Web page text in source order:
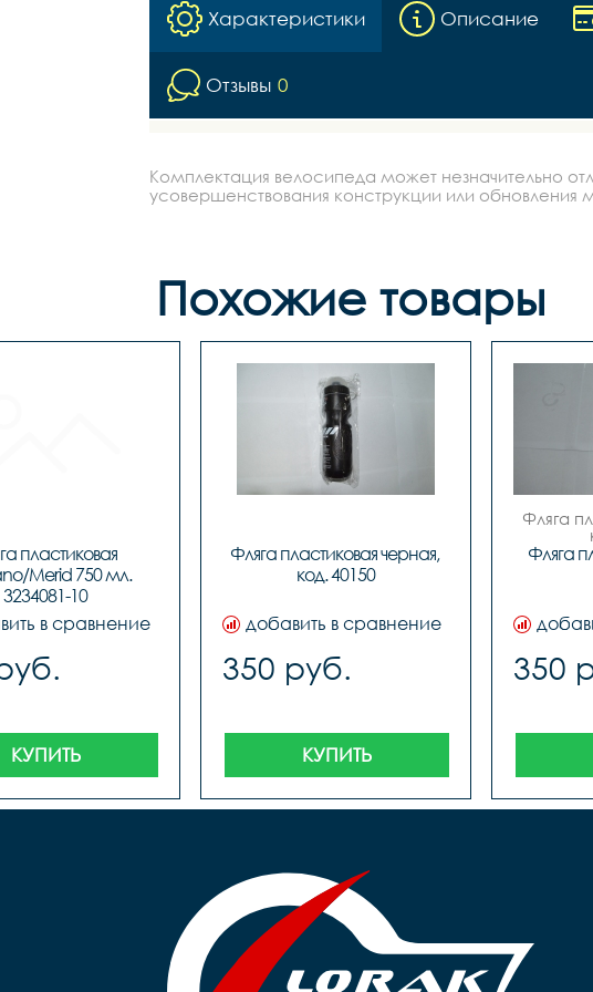
Характеристики Описание
Отзывы 0
Комплектация велосипеда может незначительно
усовершенствования конструкции или обновления
Похожие товары
пластиковая
Merid 750 мл.
3234081-10
в сравнение
КУПИТЬ
Фляга пластиковая черная,
код. 40150
добавить в сравнение
350 руб.
КУПИТЬ
Фляга
Фляга
350